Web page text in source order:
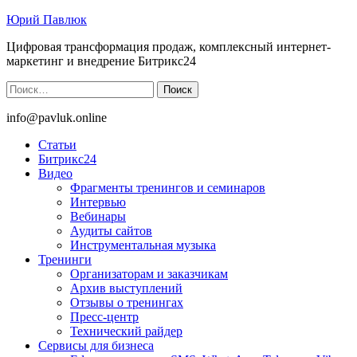
Юрий Павлюк
Цифровая трансформация продаж, комплексный интернет-
маркетинг и внедрение Битрикс24
Найти:
info@pavluk.online
Статьи
Битрикс24
Видео
Фрагменты тренингов и семинаров
Интервью
Вебинары
Аудиты сайтов
Инструментальная музыка
Тренинги
Организаторам и заказчикам
Архив выступлений
Отзывы о тренингах
Пресс-центр
Технический райдер
Сервисы для бизнеса